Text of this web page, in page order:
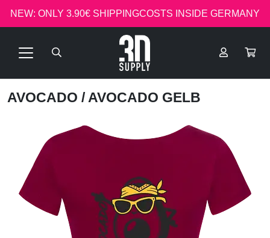
NEW: ONLY 3.90€ SHIPPINGCOSTS INSIDE GERMANY
AVOCADO / AVOCADO GELB